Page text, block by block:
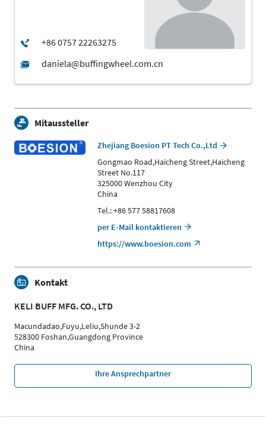
Mitaussteller
Zhejiang Boesion PT Tech Co.,Ltd
Gongmao Road,Haicheng Street,Haicheng
Street No.117
325000 Wenzhou City
China
Tel.: +86 577 58817608
per E-Mail kontaktieren
https://www.boesion.com
Kontakt
KELI BUFF MFG. CO., LTD
Macundadao,Fuyu,Leliu,Shunde 3-2
528300 Foshan,Guangdong Province
China
Ihre Ansprechpartner